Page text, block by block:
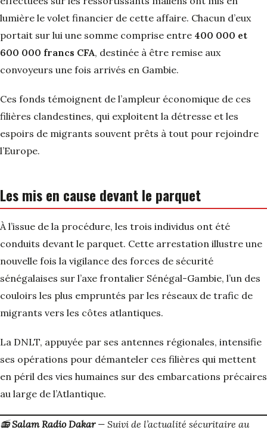
lumière le volet financier de cette affaire. Chacun d’eux
portait sur lui une somme comprise entre 400 000 et
600 000 francs CFA, destinée à être remise aux
convoyeurs une fois arrivés en Gambie.
Ces fonds témoignent de l’ampleur économique de ces
filières clandestines, qui exploitent la détresse et les
espoirs de migrants souvent prêts à tout pour rejoindre
l’Europe.
Les mis en cause devant le parquet
À l’issue de la procédure, les trois individus ont été
conduits devant le parquet. Cette arrestation illustre une
nouvelle fois la vigilance des forces de sécurité
sénégalaises sur l’axe frontalier Sénégal-Gambie, l’un des
couloirs les plus empruntés par les réseaux de trafic de
migrants vers les côtes atlantiques.
La DNLT, appuyée par ses antennes régionales, intensifie
ses opérations pour démanteler ces filières qui mettent
en péril des vies humaines sur des embarcations précaires
au large de l’Atlantique.
📻Salam Radio Dakar— Suivi de l’actualité sécuritaire au